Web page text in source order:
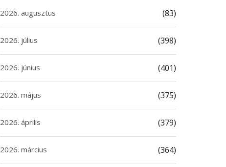
2026. augusztus (83)
2026. július (398)
2026. június (401)
2026. május (375)
2026. április (379)
2026. március (364)